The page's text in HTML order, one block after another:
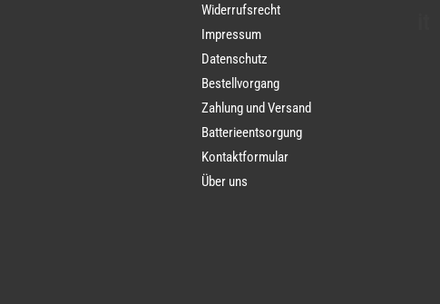
Widerrufsrecht
Impressum
Datenschutz
Bestellvorgang
Zahlung und Versand
Batterieentsorgung
Kontaktformular
Über uns